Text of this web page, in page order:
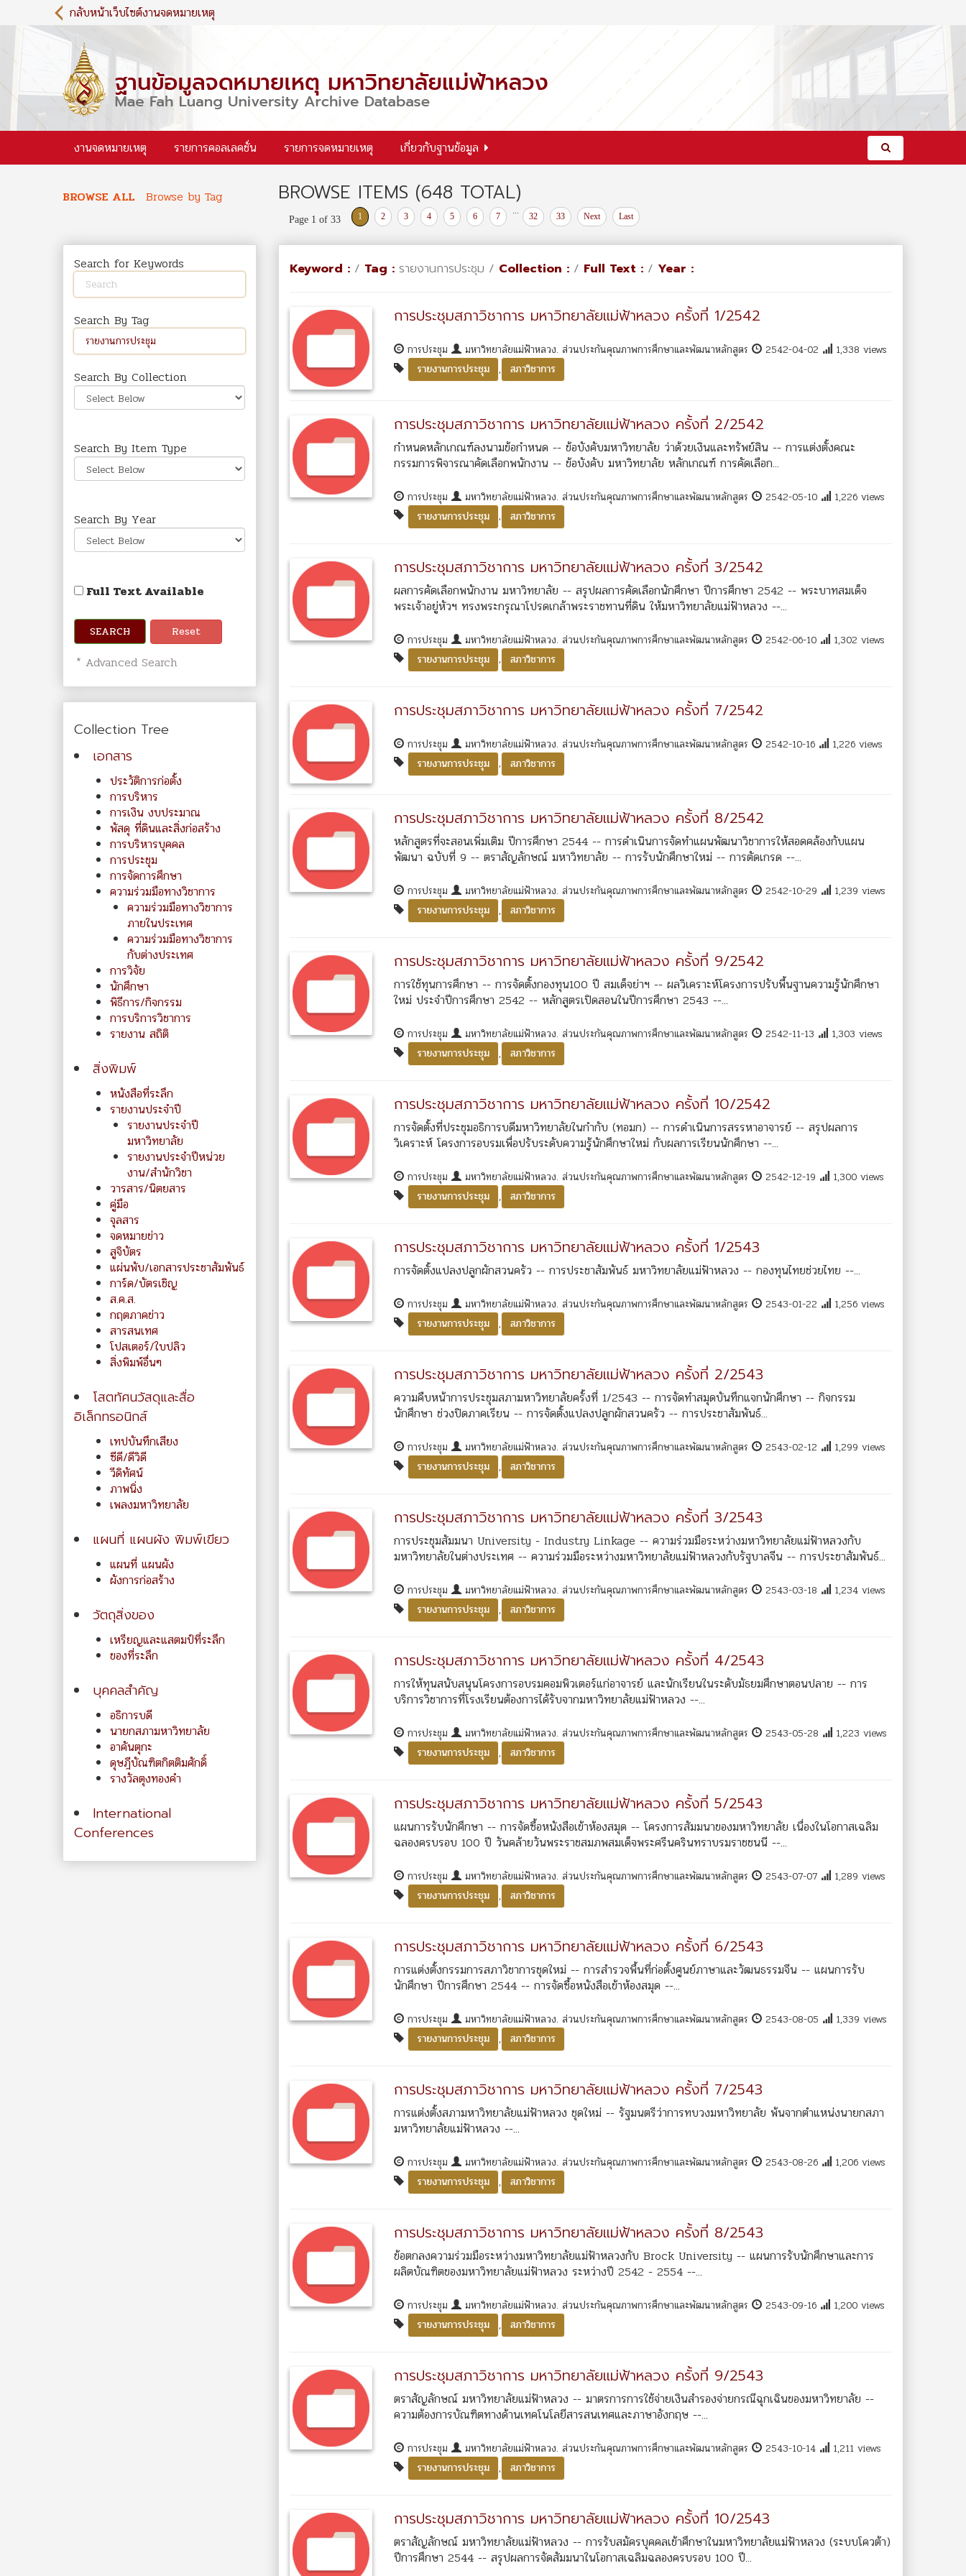
i
c
กลับหน้าเว็บไซต์งานจดหมายเหตุ
งานจดหมายเหตุ รายการคอลเลคชั่น รายการจดหมายเหตุ เกี่ยวกับฐานข้อมูล
BROWSE ALL Browse by Tag BROWSE ITEMS (648 TOTAL)
Page 1 of 33 1 2 3 4 5 6 7
...
32 33 Next Last
Search for Keywords
Search By Tag
Search By Collection
Search By Item Type
Search By Year
Full Text Available
SEARCH Reset
* Advanced Search
Collection Tree
เอกสาร
ประวัติการก่อตั้ง
การบริหาร
การเงิน งบประมาณ
พัสดุ ที่ดินและสิ่งก่อสร้าง
การบริหารบุคคล
การประชุม
การจัดการศึกษา
ความร่วมมือทางวิชาการ
ความร่วมมือทางวิชาการ
ภายในประเทศ
ความร่วมมือทางวิชาการ
กับต่างประเทศ
การวิจัย
นักศึกษา
พิธีการ/กิจกรรม
การบริการวิชาการ
รายงาน สถิติ
สิ่งพิมพ์
หนังสือที่ระลึก
รายงานประจำปี
รายงานประจำปี
มหาวิทยาลัย
รายงานประจำปีหน่วย
งาน/สำนักวิชา
วารสาร/นิตยสาร
คู่มือ
จุลสาร
จดหมายข่าว
สูจิบัตร
แผ่นพับ/เอกสารประชาสัมพันธ์
การ์ด/บัตรเชิญ
ส.ค.ส.
กฤตภาคข่าว
สารสนเทศ
โปสเตอร์/ใบปลิว
สิ่งพิมพ์อื่นๆ
โสตทัศนวัสดุและสื่อ
อิเล็กทรอนิกส์
เทปบันทึกเสียง
ซีดี/ดีวิดี
วีดิทัศน์
ภาพนิ่ง
เพลงมหาวิทยาลัย
แผนที่ แผนผัง พิมพ์เขียว
แผนที่ แผนผัง
ผังการก่อสร้าง
วัตถุสิ่งของ
เหรียญและแสตมป์ที่ระลึก
ของที่ระลึก
บุคคลสำคัญ
อธิการบดี
นายกสภามหาวิทยาลัย
อาคันตุกะ
ดุษฎีบัณฑิตกิตติมศักดิ์
รางวัลตุงทองคำ
International
Conferences
Keyword : / Tag : รายงานการประชุม / Collection : / Full Text : / Year :
การประชุมสภาวิชาการ มหาวิทยาลัยแม่ฟ้าหลวง ครั้งที่ 1/2542
การประชุม มหาวิทยาลัยแม่ฟ้าหลวง. ส่วนประกันคุณภาพการศึกษาและพัฒนาหลักสูตร 2542-04-02
1,338 views
รายงานการประชุม
, สภาวิชาการ
การประชุมสภาวิชาการ มหาวิทยาลัยแม่ฟ้าหลวง ครั้งที่ 2/2542
กำหนดหลักเกณฑ์ลงนามข้อกำหนด -- ข้อบังคับมหาวิทยาลัย ว่าด้วยเงินและทรัพย์สิน -- การแต่งตั้งคณะ
กรรมการพิจารณาคัดเลือกพนักงาน -- ข้อบังคับ มหาวิทยาลัย หลักเกณฑ์ การคัดเลือก...
การประชุม มหาวิทยาลัยแม่ฟ้าหลวง. ส่วนประกันคุณภาพการศึกษาและพัฒนาหลักสูตร 2542-05-10
1,226 views
รายงานการประชุม
, สภาวิชาการ
การประชุมสภาวิชาการ มหาวิทยาลัยแม่ฟ้าหลวง ครั้งที่ 3/2542
ผลการคัดเลือกพนักงาน มหาวิทยาลัย -- สรุปผลการคัดเลือกนักศึกษา ปีการศึกษา 2542 -- พระบาทสมเด็จ
พระเจ้าอยู่หัวฯ ทรงพระกรุณาโปรดเกล้าพระราชทานที่ดิน ให้มหาวิทยาลัยแม่ฟ้าหลวง --...
การประชุม มหาวิทยาลัยแม่ฟ้าหลวง. ส่วนประกันคุณภาพการศึกษาและพัฒนาหลักสูตร 2542-06-10
1,302 views
รายงานการประชุม
, สภาวิชาการ
การประชุมสภาวิชาการ มหาวิทยาลัยแม่ฟ้าหลวง ครั้งที่ 7/2542
การประชุม มหาวิทยาลัยแม่ฟ้าหลวง. ส่วนประกันคุณภาพการศึกษาและพัฒนาหลักสูตร 2542-10-16
1,226 views
รายงานการประชุม
, สภาวิชาการ
การประชุมสภาวิชาการ มหาวิทยาลัยแม่ฟ้าหลวง ครั้งที่ 8/2542
หลักสูตรที่จะสอนเพิ่มเติม ปีการศึกษา 2544 -- การดำเนินการจัดทำแผนพัฒนาวิชาการให้สอดคล้องกับแผน
พัฒนา ฉบับที่ 9 -- ตราสัญลักษณ์ มหาวิทยาลัย -- การรับนักศึกษาใหม่ -- การตัดเกรด --...
การประชุม มหาวิทยาลัยแม่ฟ้าหลวง. ส่วนประกันคุณภาพการศึกษาและพัฒนาหลักสูตร 2542-10-29
1,239 views
รายงานการประชุม
, สภาวิชาการ
การประชุมสภาวิชาการ มหาวิทยาลัยแม่ฟ้าหลวง ครั้งที่ 9/2542
การใช้ทุนการศึกษา -- การจัดตั้งกองทุน100 ปี สมเด็จย่าฯ -- ผลวิเคราะห์โครงการปรับพื้นฐานความรู้นักศึกษา
ใหม่ ประจำปีการศึกษา 2542 -- หลักสูตรเปิดสอนในปีการศึกษา 2543 --...
การประชุม มหาวิทยาลัยแม่ฟ้าหลวง. ส่วนประกันคุณภาพการศึกษาและพัฒนาหลักสูตร 2542-11-13
1,303 views
รายงานการประชุม
, สภาวิชาการ
การประชุมสภาวิชาการ มหาวิทยาลัยแม่ฟ้าหลวง ครั้งที่ 10/2542
การจัดตั้งที่ประชุมอธิการบดีมหาวิทยาลัยในกำกับ (ทอมก) -- การดำเนินการสรรหาอาจารย์ -- สรุปผลการ
วิเคราะห์ โครงการอบรมเพื่อปรับระดับความรู้นักศึกษาใหม่ กับผลการเรียนนักศึกษา --...
การประชุม มหาวิทยาลัยแม่ฟ้าหลวง. ส่วนประกันคุณภาพการศึกษาและพัฒนาหลักสูตร 2542-12-19
1,300 views
รายงานการประชุม
, สภาวิชาการ
การประชุมสภาวิชาการ มหาวิทยาลัยแม่ฟ้าหลวง ครั้งที่ 1/2543
การจัดตั้งแปลงปลูกผักสวนครัว -- การประชาสัมพันธ์ มหาวิทยาลัยแม่ฟ้าหลวง -- กองทุนไทยช่วยไทย --...
การประชุม มหาวิทยาลัยแม่ฟ้าหลวง. ส่วนประกันคุณภาพการศึกษาและพัฒนาหลักสูตร 2543-01-22
1,256 views
รายงานการประชุม
, สภาวิชาการ
การประชุมสภาวิชาการ มหาวิทยาลัยแม่ฟ้าหลวง ครั้งที่ 2/2543
ความคืบหน้าการประชุมสภามหาวิทยาลัยครั้งที่ 1/2543 -- การจัดทำสมุดบันทึกแจกนักศึกษา -- กิจกรรม
นักศึกษา ช่วงปิดภาคเรียน -- การจัดตั้งแปลงปลูกผักสวนครัว -- การประชาสัมพันธ์...
การประชุม มหาวิทยาลัยแม่ฟ้าหลวง. ส่วนประกันคุณภาพการศึกษาและพัฒนาหลักสูตร 2543-02-12
1,299 views
รายงานการประชุม
, สภาวิชาการ
การประชุมสภาวิชาการ มหาวิทยาลัยแม่ฟ้าหลวง ครั้งที่ 3/2543
การประชุมสัมมนา University - Industry Linkage -- ความร่วมมือระหว่างมหาวิทยาลัยแม่ฟ้าหลวงกับ
มหาวิทยาลัยในต่างประเทศ -- ความร่วมมือระหว่างมหาวิทยาลัยแม่ฟ้าหลวงกับรัฐบาลจีน -- การประชาสัมพันธ์...
การประชุม มหาวิทยาลัยแม่ฟ้าหลวง. ส่วนประกันคุณภาพการศึกษาและพัฒนาหลักสูตร 2543-03-18
1,234 views
รายงานการประชุม
, สภาวิชาการ
การประชุมสภาวิชาการ มหาวิทยาลัยแม่ฟ้าหลวง ครั้งที่ 4/2543
การให้ทุนสนับสนุนโครงการอบรมคอมพิวเตอร์แก่อาจารย์ และนักเรียนในระดับมัธยมศึกษาตอนปลาย -- การ
บริการวิชาการที่โรงเรียนต้องการได้รับจากมหาวิทยาลัยแม่ฟ้าหลวง --...
การประชุม มหาวิทยาลัยแม่ฟ้าหลวง. ส่วนประกันคุณภาพการศึกษาและพัฒนาหลักสูตร 2543-05-28
1,223 views
รายงานการประชุม
, สภาวิชาการ
การประชุมสภาวิชาการ มหาวิทยาลัยแม่ฟ้าหลวง ครั้งที่ 5/2543
แผนการรับนักศึกษา -- การจัดซื้อหนังสือเข้าห้องสมุด -- โครงการสัมมนาของมหาวิทยาลัย เนื่องในโอกาสเฉลิม
ฉลองครบรอบ 100 ปี วันคล้ายวันพระราชสมภพสมเด็จพระศรีนครินทราบรมราชชนนี --...
การประชุม มหาวิทยาลัยแม่ฟ้าหลวง. ส่วนประกันคุณภาพการศึกษาและพัฒนาหลักสูตร 2543-07-07
1,289 views
รายงานการประชุม
, สภาวิชาการ
การประชุมสภาวิชาการ มหาวิทยาลัยแม่ฟ้าหลวง ครั้งที่ 6/2543
การแต่งตั้งกรรมการสภาวิชาการชุดใหม่ -- การสำรวจพื้นที่ก่อตั้งศูนย์ภาษาและวัฒนธรรมจีน -- แผนการรับ
นักศึกษา ปีการศึกษา 2544 -- การจัดซื้อหนังสือเข้าห้องสมุด --...
การประชุม มหาวิทยาลัยแม่ฟ้าหลวง. ส่วนประกันคุณภาพการศึกษาและพัฒนาหลักสูตร 2543-08-05
1,339 views
รายงานการประชุม
, สภาวิชาการ
การประชุมสภาวิชาการ มหาวิทยาลัยแม่ฟ้าหลวง ครั้งที่ 7/2543
การแต่งตั้งสภามหาวิทยาลัยแม่ฟ้าหลวง ชุดใหม่ -- รัฐมนตรีว่าการทบวงมหาวิทยาลัย พ้นจากตำแหน่งนายกสภา
มหาวิทยาลัยแม่ฟ้าหลวง --...
การประชุม มหาวิทยาลัยแม่ฟ้าหลวง. ส่วนประกันคุณภาพการศึกษาและพัฒนาหลักสูตร 2543-08-26
1,206 views
รายงานการประชุม
, สภาวิชาการ
การประชุมสภาวิชาการ มหาวิทยาลัยแม่ฟ้าหลวง ครั้งที่ 8/2543
ข้อตกลงความร่วมมือระหว่างมหาวิทยาลัยแม่ฟ้าหลวงกับ Brock University -- แผนการรับนักศึกษาและการ
ผลิตบัณฑิตของมหาวิทยาลัยแม่ฟ้าหลวง ระหว่างปี 2542 - 2554 --...
การประชุม มหาวิทยาลัยแม่ฟ้าหลวง. ส่วนประกันคุณภาพการศึกษาและพัฒนาหลักสูตร 2543-09-16
1,200 views
รายงานการประชุม
, สภาวิชาการ
การประชุมสภาวิชาการ มหาวิทยาลัยแม่ฟ้าหลวง ครั้งที่ 9/2543
ตราสัญลักษณ์ มหาวิทยาลัยแม่ฟ้าหลวง -- มาตรการการใช้จ่ายเงินสำรองจ่ายกรณีฉุกเฉินของมหาวิทยาลัย --
ความต้องการบัณฑิตทางด้านเทคโนโลยีสารสนเทศและภาษาอังกฤษ --...
การประชุม มหาวิทยาลัยแม่ฟ้าหลวง. ส่วนประกันคุณภาพการศึกษาและพัฒนาหลักสูตร 2543-10-14
1,211 views
รายงานการประชุม
, สภาวิชาการ
การประชุมสภาวิชาการ มหาวิทยาลัยแม่ฟ้าหลวง ครั้งที่ 10/2543
ตราสัญลักษณ์ มหาวิทยาลัยแม่ฟ้าหลวง -- การรับสมัครบุคคลเข้าศึกษาในมหาวิทยาลัยแม่ฟ้าหลวง (ระบบโควต้า)
ปีการศึกษา 2544 -- สรุปผลการจัดสัมมนาในโอกาสเฉลิมฉลองครบรอบ 100 ปี...